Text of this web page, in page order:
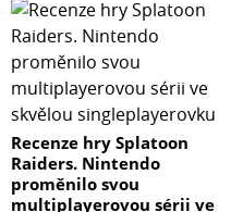
Recenze hry Splatoon
Raiders. Nintendo
proměnilo svou
multiplayerovou sérii ve